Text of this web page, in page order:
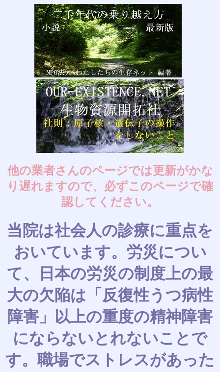
他の業者さんのページでは更新がかな
り遅れますので、必ずこのページで確
認してください。
当院は社会人の診療に重点を
おいています。労災につい
て、日本の労災の制度上の最
大の欠陥は「反復性うつ病性
障害」以上の重度の精神障害
にならないとれないことで
す。職場でストレスがあった